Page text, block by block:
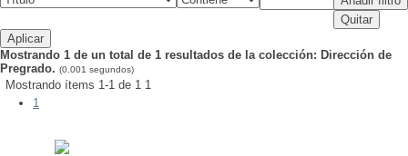
Mostrando 1 de un total de 1 resultados de la colección: Dirección de
Pregrado. (0.001 segundos)
Mostrando ítems 1-1 de 1 1
1